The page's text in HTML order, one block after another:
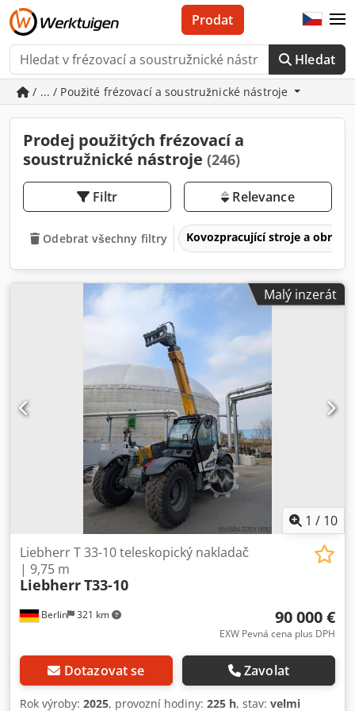
Hledat
Prodat
/ ... / Použité frézovací a soustružnické nástroje
Prodej použitých frézovací a
soustružnické nástroje (246)
Filtr Relevance
Odebrat všechny filtry Kovozpracující stroje a
Malý inzerát
1 / 10
Berlin 321 km
Liebherr T 33-10 teleskopický nakladač
| 9,75 m
LiebherrT33-10
90 000 €
EXW Pevná cena plus DPH
Dotazovat se Zavolat
Rok výroby: 2025, provozní hodiny: 225 h, stav: velmi